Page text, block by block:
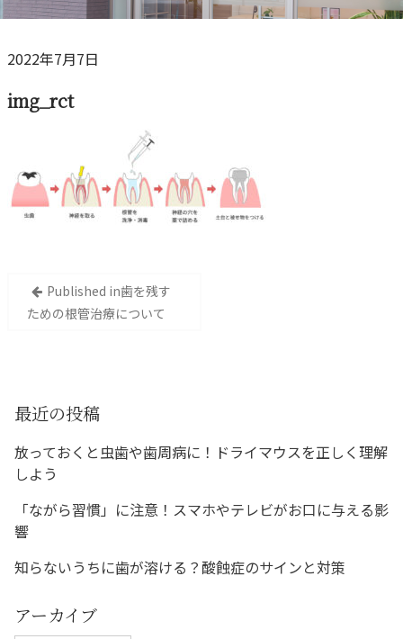
2022年7月7日
img_rct
ー
ョ
ン
Published in歯を残す
ための根管治療について
最近の投稿
放っておくと虫歯や歯周病に！ドライマウスを正しく理解
しよう
「ながら習慣」に注意！スマホやテレビがお口に与える影
響
知らないうちに歯が溶ける？酸蝕症のサインと対策
アーカイブ